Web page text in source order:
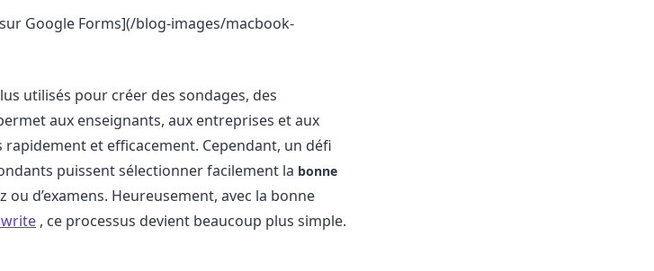
Google Forms](/blog-images/macbook-
utilisés pour créer des sondages, des
aux enseignants, aux entreprises et aux
et efficacement. Cependant, un défi
puissent sélectionner facilement la bonne
d’examens. Heureusement, avec la bonne
, ce processus devient beaucoup plus simple.